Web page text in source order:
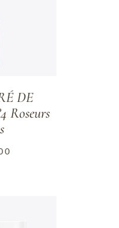
DE
Roseurs